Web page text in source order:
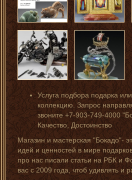
Услуга подбора подарка
коллекцию. Запрос
звоните +7-903-749-4000
Качество, Достоинство
Магазин и мастерская "Бокадо"-
идей и ценностей в мире
про нас писали статьи на РБК и
вас с 2009 года, чтоб удивлять и